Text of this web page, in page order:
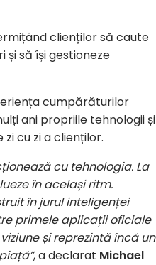
clienților să caute
să își gestioneze
cumpărăturilor
ani propriile tehnologii și
cu zi a clienților.
cu tehnologia. La
în același ritm.
în jurul inteligenței
primele aplicații oficiale
și reprezintă încă un
, a declarat Michael